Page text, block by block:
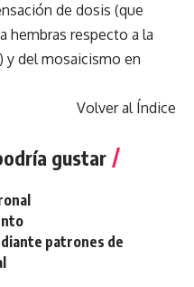
de dosis (que
hembras respecto a la
y del mosaicismo en
Volver al Índice
gustar
patrones de